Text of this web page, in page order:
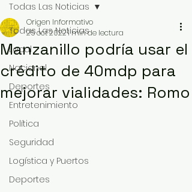
Todas Las Noticias
Local
Nacional
Deportes
Entretenimiento
Política
Seguridad
Logística y Puertos
Deportes
Todas Las Noticias
Manzanillo podría usar el
crédito de 40mdp para
mejorar vialidades: Romo
Origen Informativo
25 oct 20221 min de lectura